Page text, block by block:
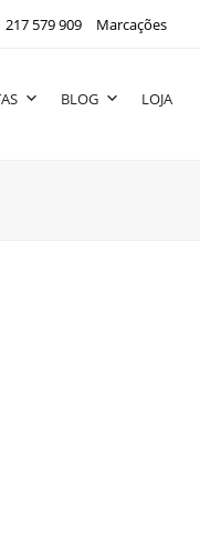
217 579 909 Marcações
BLOG LOJA